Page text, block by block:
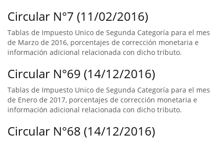
Circular N°7 (11/02/2016)
Tablas de Impuesto Unico de Segunda Categoría para el mes
de Marzo de 2016, porcentajes de corrección monetaria e
información adicional relacionada con dicho tributo.
Circular N°69 (14/12/2016)
Tablas de Impuesto Unico de Segunda Categoría para el mes
de Enero de 2017, porcentajes de corrección monetaria e
información adicional relacionada con dicho tributo.
Circular N°68 (14/12/2016)